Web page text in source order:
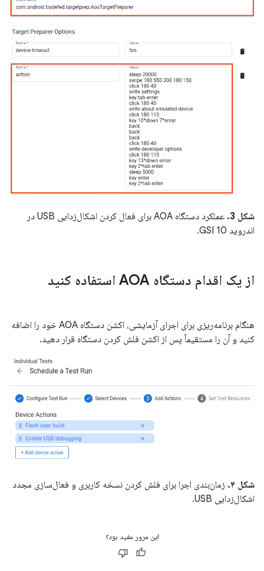
شکل 3.
عملکرد دستگاه AOA برای فعال کردن اشکال‌زدایی USB در
اندروید 10 GSI.
از یک اقدام دستگاه AOA استفاده کنید
هنگام برنامه‌ریزی برای اجرای آزمایشی، اکشن دستگاه AOA خود را اضافه
کنید و آن را مستقیماً پس از اکشن فلش کردن دستگاه قرار دهید.
شکل ۴.
زمان‌بندی اجرا برای فلش کردن نسخه کاربری و فعال‌سازی مجدد
اشکال‌زدایی USB.
این مرور مفید بود؟